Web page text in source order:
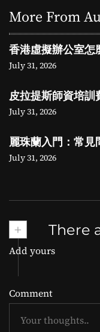
More From
香港虛擬辦公室怎
July 31, 2026
皮拉提斯師資培訓
July 31, 2026
麗珠蘭入門：常見
July 31, 2026
+ There
Add yours
Comment